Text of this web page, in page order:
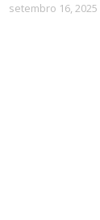
setembro 16, 2025